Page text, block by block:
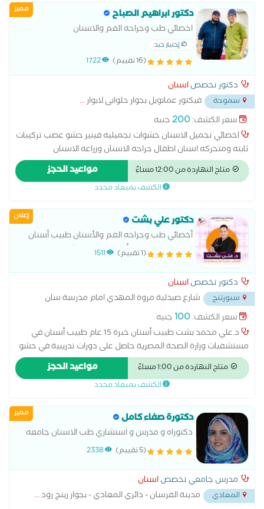
مميز دكتور ابراهيم الصباح
اخصائي طب وجراحه الفم والاسنان
إختيار جيد
(16 تقييم) 1722
دكتور تخصصاسنان
سموحة فيكتور عمانويل بجوار حلوانى لابوار...
سعر الكشف:200جنيه
اخصائي تجميل الاسنان حشوات تجميليه فينير حشو عصب تركيبات
ثابته ومتحركه اسنان اطفال جراحه الاسنان وزراعه الاسنان
متاح النهاردة من 12:00 مساءً مواعيد الحجز
الكشف بميعاد محدد
إعلان دكتور علي بشت
أخصائي طب وجراحه الفم والأسنان طبيب أسنان
خبرة 15 عام طبيب أسنان في مستشفيات وزارة
العصب وعلاج الجذور بأحدث الأجهزة .
(1 تقييم) 1511
دكتور تخصصاسنان
سبورتنج
شارع صيدلية مروة المهدي امام مدرسة سان
جبرائيل...
سعر الكشف:100جنيه
د.علي محمد بشت طبيب أسنان خبرة 15 عام طبيب أسنان في
مستشفيات وزارة الصحة المصرية حاصل على دورات تدريبية في حشو
العصب وعلاج الجذور بأحدث الأجهزة . جراحات الفم والاسنان
الصغرى. جراحات ضرس العقل الدفون. التركيبات الثابتة والحشو
متاح النهاردة من 1:00 مساءً مواعيد الحجز
الكشف بميعاد محدد
مميز دكتورة صفاء كامل
دكتوراه و مدرس و استشاري طب الاسنان جامعه
القاهرهدكتورة اسنان متخصص في اسنان بالغين،
تركيبات اسنان، اسنان مسنين، اشعة
(5 تقييم) 2338
مدرس جامعي تخصصاسنان
المعادي مدينة الفرسان - دائري المعادي - بجوار رينج رود...